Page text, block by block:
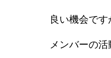
良い機会で
メンバーの